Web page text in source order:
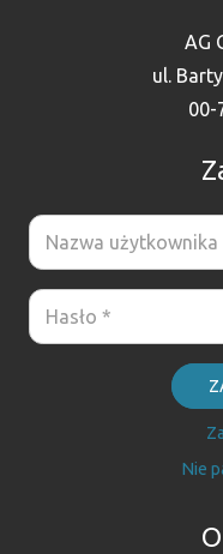
AG
ul.
00-
Nie